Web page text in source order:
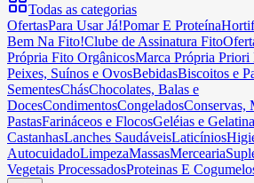
Todas as categorias
OfertasPara Usar Já!Pomar E Proteína
Bem Na Fito!Clube de Assinatura Fito
Própria Fito OrgânicosMarca Própria Priori
Peixes, Suínos e OvosBebidasBiscoitos e
SementesChásChocolates, Balas e
DocesCondimentosCongeladosConservas,
PastasFarináceos e FlocosGeléias e
CastanhasLanches SaudáveisLaticínios
AutocuidadoLimpezaMassasMercearia
Vegetais ProcessadosProteinas E